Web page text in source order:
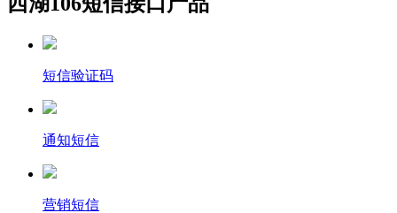
短信验证码
通知短信
营销短信